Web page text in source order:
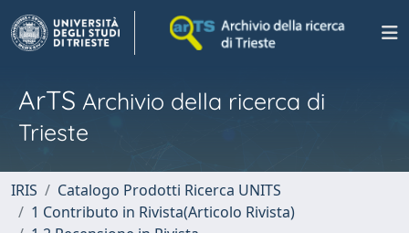
ArTS Archivio della ricerca di
Trieste
IRIS
Catalogo Prodotti Ricerca UNITS
1 Contributo in Rivista(Articolo Rivista)